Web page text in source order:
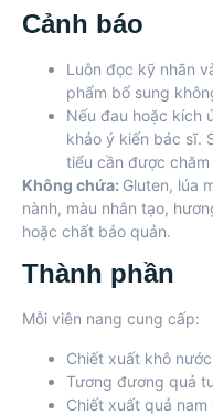
Cảnh báo
Luôn đọc kỹ nhãn
phẩm bổ sung
Nếu đau hoặc kích
khảo ý kiến bác sĩ.
tiểu cần được
Không chứa: Gluten, lúa
nành, màu nhân tạo,
hoặc chất bảo quản.
Thành phần
Mỗi viên nang cung cấp:
Chiết xuất khô
Tương đương quả
Chiết xuất quả